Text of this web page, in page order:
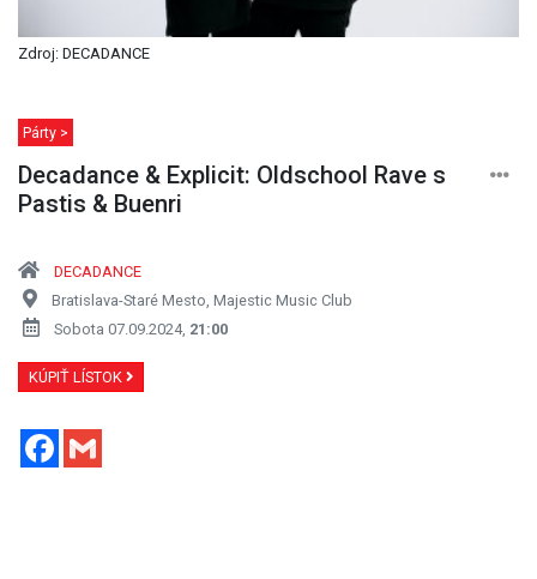
Zdroj: DECADANCE
Párty >
Decadance & Explicit: Oldschool Rave s
Pastis & Buenri
DECADANCE
Bratislava-Staré Mesto, Majestic Music Club
Sobota 07.09.2024, 21:00
KÚPIŤ LÍSTOK
Facebook